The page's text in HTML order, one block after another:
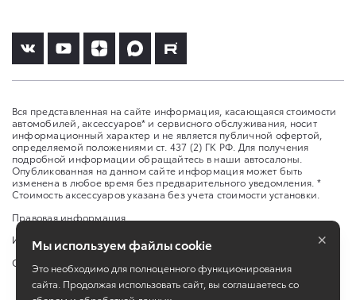
Вся представленная на сайте информация, касающаяся стоимости
автомобилей, аксессуаров* и сервисного обслуживания, носит
информационный характер и не является публичной офертой,
определяемой положениями ст. 437 (2) ГК РФ. Для получения
подробной информации обращайтесь в наши автосалоны.
Опубликованная на данном сайте информация может быть
изменена в любое время без предварительного уведомления. *
Стоимость аксессуаров указана без учета стоимости установки.
Правовая информация
Изменить настройку cookies
Сбросить cookie
Мы используем файлы cookie
Это необходимо для полноценного функционирования
сайта. Продолжая использовать сайт, вы соглашаетесь со
×